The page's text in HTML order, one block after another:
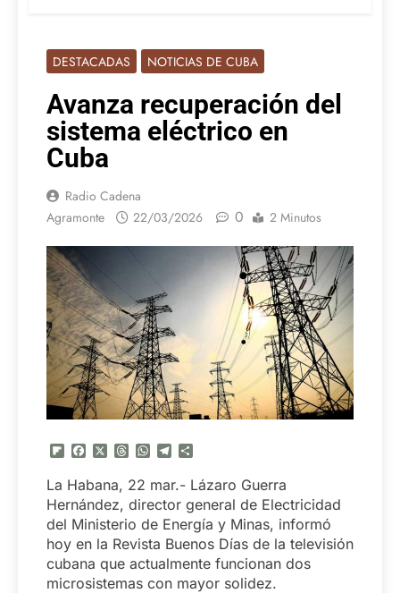
DESTACADAS NOTICIAS DE CUBA
Avanza recuperación del
sistema eléctrico en
Cuba
Radio Cadena
Agramonte
22/03/2026 0 2 Minutos
Flipboard
FacebookThreadsWhatsApp
Telegram
La Habana, 22 mar.- Lázaro Guerra
Hernández, director general de Electricidad
del Ministerio de Energía y Minas, informó
hoy en la Revista Buenos Días de la televisión
cubana que actualmente funcionan dos
microsistemas con mayor solidez.